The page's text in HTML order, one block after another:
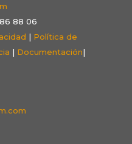
88 06
| Política de
| Documentación|